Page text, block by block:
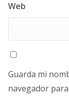
Web
Guarda mi
navegador